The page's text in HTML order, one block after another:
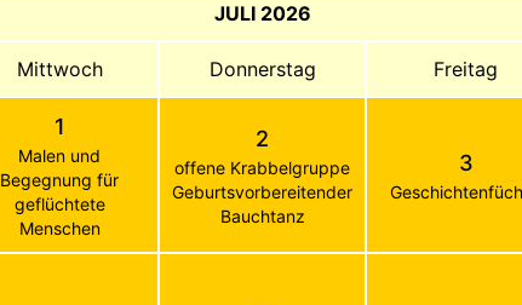
JULI 2026
Mittwoch Donnerstag Freitag
1
Malen und
Begegnung für
geflüchtete
Menschen
2
offene Krabbelgruppe
Geburtsvorbereitender
Bauchtanz
3